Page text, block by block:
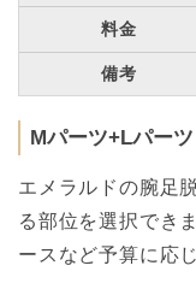
料金
備考
Mパーツ+Lパー
エメラルドの腕足
る部位を選択でき
ースなど予算に応